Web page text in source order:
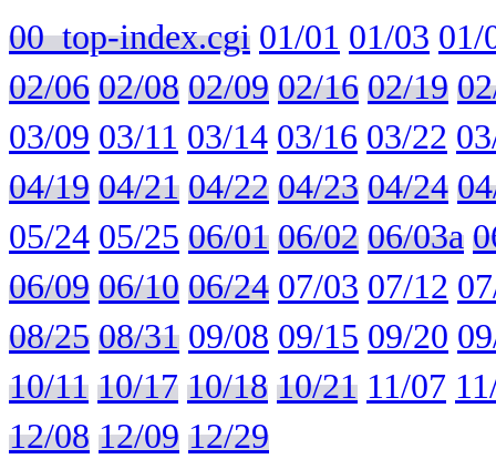
00_top-index.cgi 01/01 01/03 01/
02/06 02/08 02/09 02/16 02/19
03/09 03/11 03/14 03/16 03/22
04/19 04/21 04/22 04/23 04/24
05/24 05/25 06/01 06/02 06/03a
06/09 06/10 06/24 07/03 07/12
08/25 08/31 09/08 09/15 09/20
10/11 10/17 10/18 10/21 11/07
12/08 12/09 12/29